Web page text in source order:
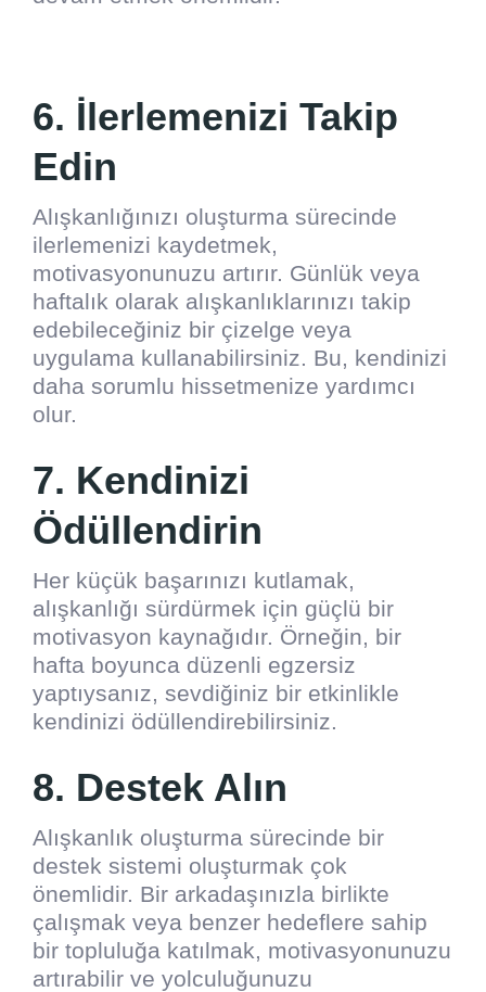
6. İlerlemenizi Takip
Edin
Alışkanlığınızı oluşturma sürecinde
ilerlemenizi kaydetmek,
motivasyonunuzu artırır. Günlük veya
haftalık olarak alışkanlıklarınızı takip
edebileceğiniz bir çizelge veya
uygulama kullanabilirsiniz. Bu, kendinizi
daha sorumlu hissetmenize yardımcı
olur.
7. Kendinizi
Ödüllendirin
Her küçük başarınızı kutlamak,
alışkanlığı sürdürmek için güçlü bir
motivasyon kaynağıdır. Örneğin, bir
hafta boyunca düzenli egzersiz
yaptıysanız, sevdiğiniz bir etkinlikle
kendinizi ödüllendirebilirsiniz.
8. Destek Alın
Alışkanlık oluşturma sürecinde bir
destek sistemi oluşturmak çok
önemlidir. Bir arkadaşınızla birlikte
çalışmak veya benzer hedeflere sahip
bir topluluğa katılmak, motivasyonunuzu
artırabilir ve yolculuğunuzu